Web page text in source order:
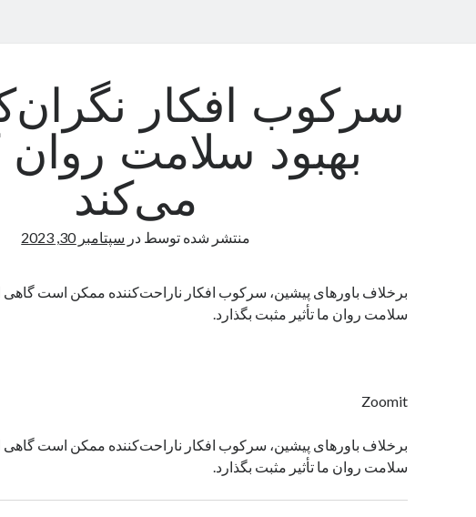
سرکوب افکار
بهبود سلامت
می‌کند
منتشر شده توسط در سپتامبر 30, 2023
برخلاف باورهای پیشین، سرکوب افکار ناراحت‌کننده ممکن است گاهی
سلامت روان ما تأثیر مثبت بگذارد.
Zoomit
برخلاف باورهای پیشین، سرکوب افکار ناراحت‌کننده ممکن است گاهی
سلامت روان ما تأثیر مثبت بگذارد.